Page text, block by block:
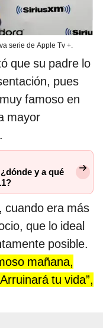
serie de Apple Tv +.
que su padre lo
pues
famoso en
mayor
y a qué
cuando era más
que lo ideal
posible.
mañana,
tu vida”,